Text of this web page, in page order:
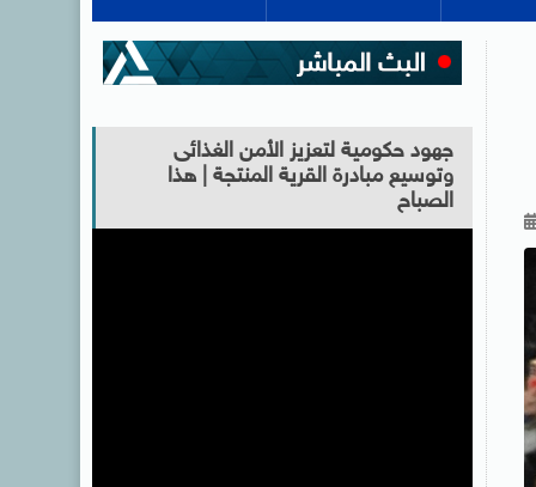
جهود حكومية لتعزيز الأمن الغذائى
وتوسيع مبادرة القرية المنتجة | هذا
الصباح